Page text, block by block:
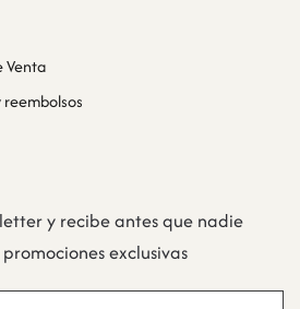
Venta
y recibe antes que nadie
exclusivas